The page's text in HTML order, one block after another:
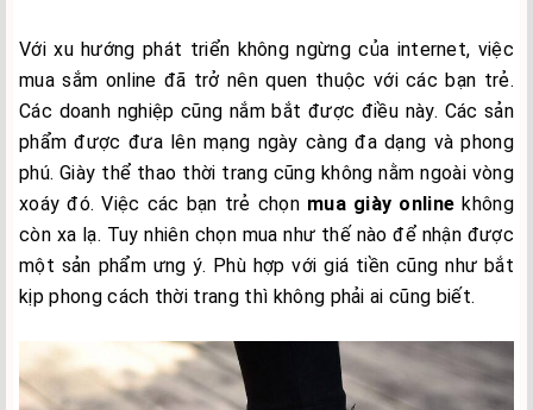
Với xu hướng phát triển không ngừng của internet, việc
mua sắm online đã trở nên quen thuộc với các bạn trẻ.
Các doanh nghiệp cũng nắm bắt được điều này. Các sản
phẩm được đưa lên mạng ngày càng đa dạng và phong
phú. Giày thể thao thời trang cũng không nằm ngoài vòng
xoáy đó. Việc các bạn trẻ chọn mua giày online không
còn xa lạ. Tuy nhiên chọn mua như thế nào để nhận được
một sản phẩm ưng ý. Phù hợp với giá tiền cũng như bắt
kịp phong cách thời trang thì không phải ai cũng biết.